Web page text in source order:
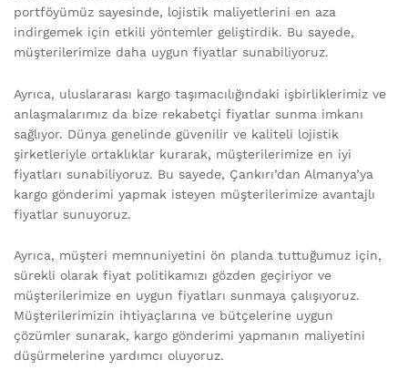
portföyümüz sayesinde, lojistik maliyetlerini en aza
indirgemek için etkili yöntemler geliştirdik. Bu sayede,
müşterilerimize daha uygun fiyatlar sunabiliyoruz.
Ayrıca, uluslararası kargo taşımacılığındaki işbirliklerimiz ve
anlaşmalarımız da bize rekabetçi fiyatlar sunma imkanı
sağlıyor. Dünya genelinde güvenilir ve kaliteli lojistik
şirketleriyle ortaklıklar kurarak, müşterilerimize en iyi
fiyatları sunabiliyoruz. Bu sayede, Çankırı’dan Almanya’ya
kargo gönderimi yapmak isteyen müşterilerimize avantajlı
fiyatlar sunuyoruz.
Ayrıca, müşteri memnuniyetini ön planda tuttuğumuz için,
sürekli olarak fiyat politikamızı gözden geçiriyor ve
müşterilerimize en uygun fiyatları sunmaya çalışıyoruz.
Müşterilerimizin ihtiyaçlarına ve bütçelerine uygun
çözümler sunarak, kargo gönderimi yapmanın maliyetini
düşürmelerine yardımcı oluyoruz.